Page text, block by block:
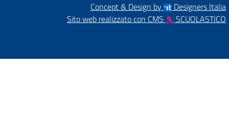
Concept & Design by
Designers Italia
Sito web realizzato con CMS
SCUOLASTICO